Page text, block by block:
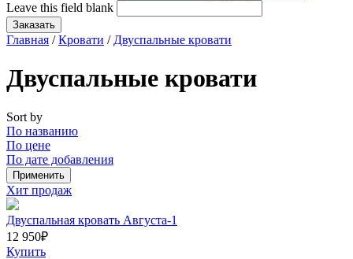
Leave this field blank
Главная /Кровати / Двуспальные кровати
Двуспальные кровати
Sort by
По названию
По цене
По дате добавления
Хит продаж
Двуспальная кровать Августа-1
12 950₽
Купить